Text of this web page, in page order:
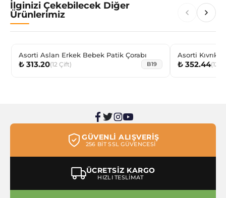
İlginizi Çekebilecek Diğer
Ürünlerimiz
Asorti Aslan Erkek Bebek Patik Çorabı
₺ 313.20(12 Çift) B19
Asorti Kıvrık
Çorabı
₺ 352.44(12
GÜVENLİ ALIŞVERİŞ
256 BİT SSL GÜVENCESİ
ÜCRETSİZ KARGO
HIZLI TESLİMAT